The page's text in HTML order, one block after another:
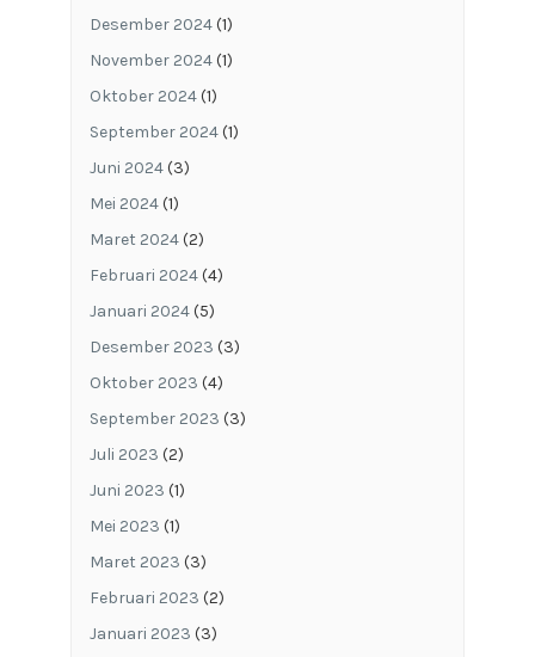
Desember 2024(1)
November 2024(1)
Oktober 2024(1)
September 2024(1)
Juni 2024(3)
Mei 2024(1)
Maret 2024(2)
Februari 2024(4)
Januari 2024(5)
Desember 2023 (3)
Oktober 2023 (4)
September 2023 (3)
Juli 2023 (2)
Juni 2023 (1)
Mei 2023 (1)
Maret 2023 (3)
Februari 2023 (2)
Januari 2023 (3)